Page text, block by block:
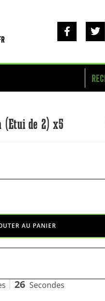
(Etui de 2) x5
AU PANIER
25 Secondes